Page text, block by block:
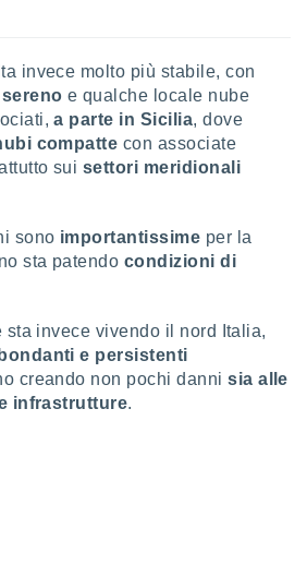
invece molto più stabile, con
e qualche locale nube
a parte in Sicilia, dove
compatte con associate
sui settori meridionali
sono importantissime per la
sta patendo condizioni di
sta invece vivendo il nord Italia,
e persistenti
creando non pochi dannisia alle
infrastrutture.